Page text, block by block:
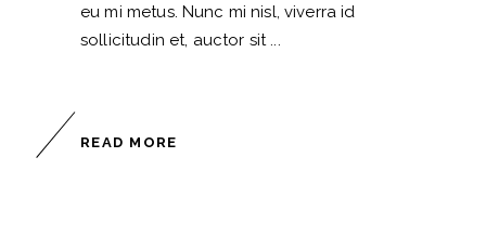
eu mi metus. Nunc mi nisl, viverra id
sollicitudin et, auctor sit
READ MORE